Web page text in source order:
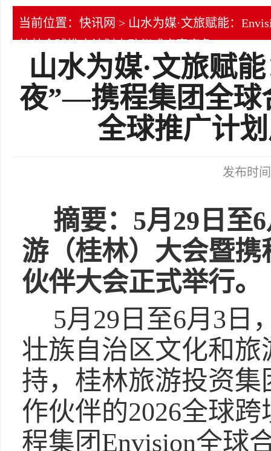
当前位置： 快讯网 > 山水为媒·文旅赋能：
山水为媒·文旅赋
夜”—携程集团全球
全球推广计
发布时
摘要：5月29日至
游（桂林）大会暨
伙伴大会正式举行。
5月29日至6月3日
壮族自治区文化和
持，桂林旅游投资
作伙伴的2026全球
程集团Envision全球